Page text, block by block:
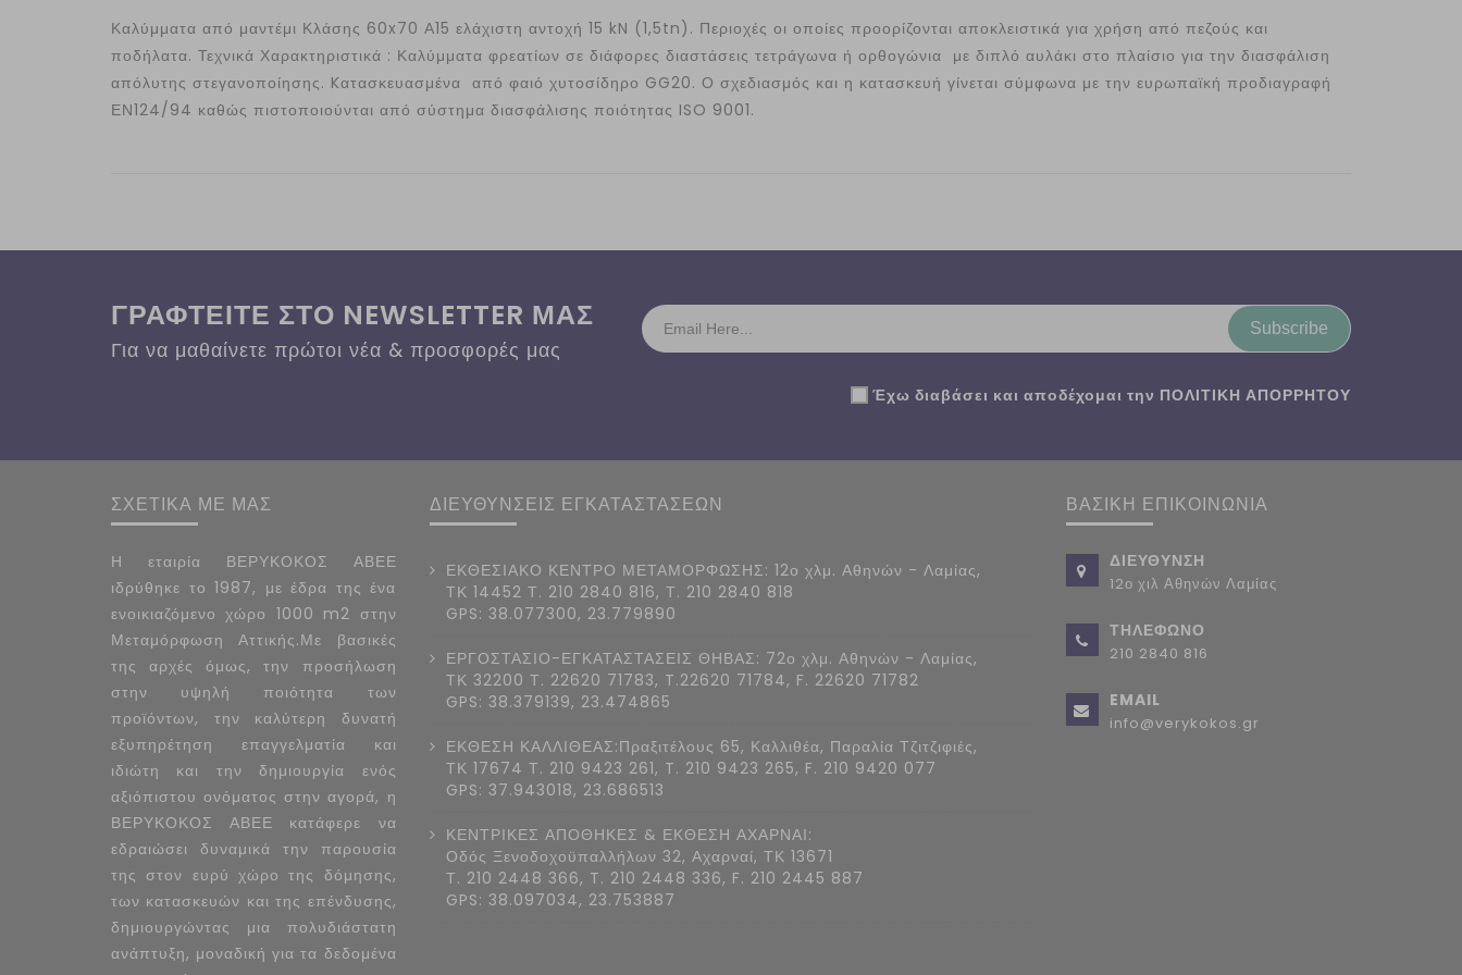
Καλύμματα από μαντέμι Κλάσης 60x70 Α15 ελάχιστη αντοχή 15 kN (1,5tn). Περιοχές οι οποίες προορίζονται αποκλειστικά για χρήση από πεζούς και
ποδήλατα. Τεχνικά Χαρακτηριστικά : Καλύμματα φρεατίων σε διάφορες διαστάσεις τετράγωνα ή ορθογώνια με διπλό αυλάκι στο πλαίσιο για την διασφάλιση
απόλυτης στεγανοποίησης. Kατασκευασμένα από φαιό χυτοσίδηρο GG20. Ο σχεδιασμός και η κατασκευή γίνεται σύμφωνα με την ευρωπαϊκή προδιαγραφή
ΕΝ124/94 καθώς πιστοποιούνται από σύστημα διασφάλισης ποιότητας ISO 9001.
ΓΡΑΦΤΕΙΤΕ ΣΤΟ NEWSLETTER ΜΑΣ
Για να μαθαίνετε πρώτοι νέα & προσφορές μας
Subscribe
Έχω διαβάσει και αποδέχομαι την ΠΟΛΙΤΙΚΗ ΑΠΟΡΡΗΤΟΥ
ΣΧΕΤΙΚΑ ΜΕ ΜΑΣ
Η εταιρία ΒΕΡΥΚΟΚΟΣ ΑΒΕΕ
ιδρύθηκε το 1987, με έδρα της ένα
ενοικιαζόμενο χώρο 1000 m2 στην
Μεταμόρφωση Αττικής.Με βασικές
της αρχές όμως, την προσήλωση
στην υψηλή ποιότητα των
προϊόντων, την καλύτερη δυνατή
εξυπηρέτηση επαγγελματία και
ιδιώτη και την δημιουργία ενός
αξιόπιστου ονόματος στην αγορά, η
ΒΕΡΥΚΟΚΟΣ ΑΒΕΕ κατάφερε να
εδραιώσει δυναμικά την παρουσία
της στον ευρύ χώρο της δόμησης,
των κατασκευών και της επένδυσης,
δημιουργώντας μια πολυδιάστατη
ανάπτυξη, μοναδική για τα δεδομένα
ΔΙΕΥΘΥΝΣΕΙΣ ΕΓΚΑΤΑΣΤΑΣΕΩΝ
ΕΚΘΕΣΙΑΚΟ ΚΕΝΤΡΟ ΜΕΤΑΜΟΡΦΩΣΗΣ: 12ο χλμ. Αθηνών - Λαμίας,
ΤΚ 14452 Τ. 210 2840 816, Τ. 210 2840 818
GPS: 38.077300, 23.779890
ΕΡΓΟΣΤΑΣΙΟ-ΕΓΚΑΤΑΣΤΑΣΕΙΣ ΘΗΒΑΣ: 72ο χλμ. Αθηνών - Λαμίας,
ΤΚ 32200 Τ. 22620 71783, T.22620 71784, F. 22620 71782
GPS: 38.379139, 23.474865
ΕΚΘΕΣΗ ΚΑΛΛΙΘΕΑΣ:Πραξιτέλους 65, Καλλιθέα, Παραλία Τζιτζιφιές,
ΤΚ 17674 Τ. 210 9423 261, T. 210 9423 265, F. 210 9420 077
GPS: 37.943018, 23.686513
ΚΕΝΤΡΙΚΕΣ ΑΠΟΘΗΚΕΣ & ΕΚΘΕΣΗ ΑΧΑΡΝΑΙ:
Οδός Ξενοδοχοϋπαλλήλων 32, Αχαρναί, ΤΚ 13671
Τ. 210 2448 366, T. 210 2448 336, F. 210 2445 887
GPS: 38.097034, 23.753887
ΒΑΣΙΚΗ ΕΠΙΚΟΙΝΩΝΙΑ
ΔΙΕΥΘΥΝΣΗ
12ο χιλ Αθηνών Λαμίας
ΤΗΛΕΦΩΝΟ
210 2840 816
EMAIL
info@verykokos.gr